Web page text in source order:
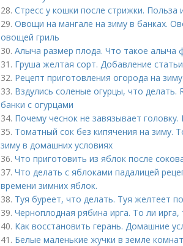
28. Стресс у кошки после стрижки. Польза
29. Овощи на мангале на зиму в банках.
овощей гриль
30. Алыча размер плода. Что такое алыча
31. Груша желтая сорт. Добавление
32. Рецепт приготовления огорода на
33. Вздулись соленые огурцы, что
банки с огурцами
34. Почему чеснок не завязывает
35. Томатный сок без кипячения на зиму.
зиму в домашних условиях
36. Что приготовить из яблок после
37. Что делать с яблоками падалицей
времени зимних яблок.
38. Туя буреет, что делать. Туя желтеет
39. Черноплодная рябина ирга. То ли ирга,
40. Как восстановить герань. Домашние
41. Белые маленькие жучки в земле